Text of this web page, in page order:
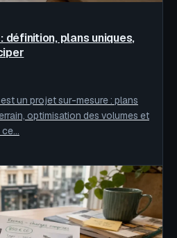
définition, plans uniques,
un projet sur-mesure : plans
optimisation des volumes et
ce…